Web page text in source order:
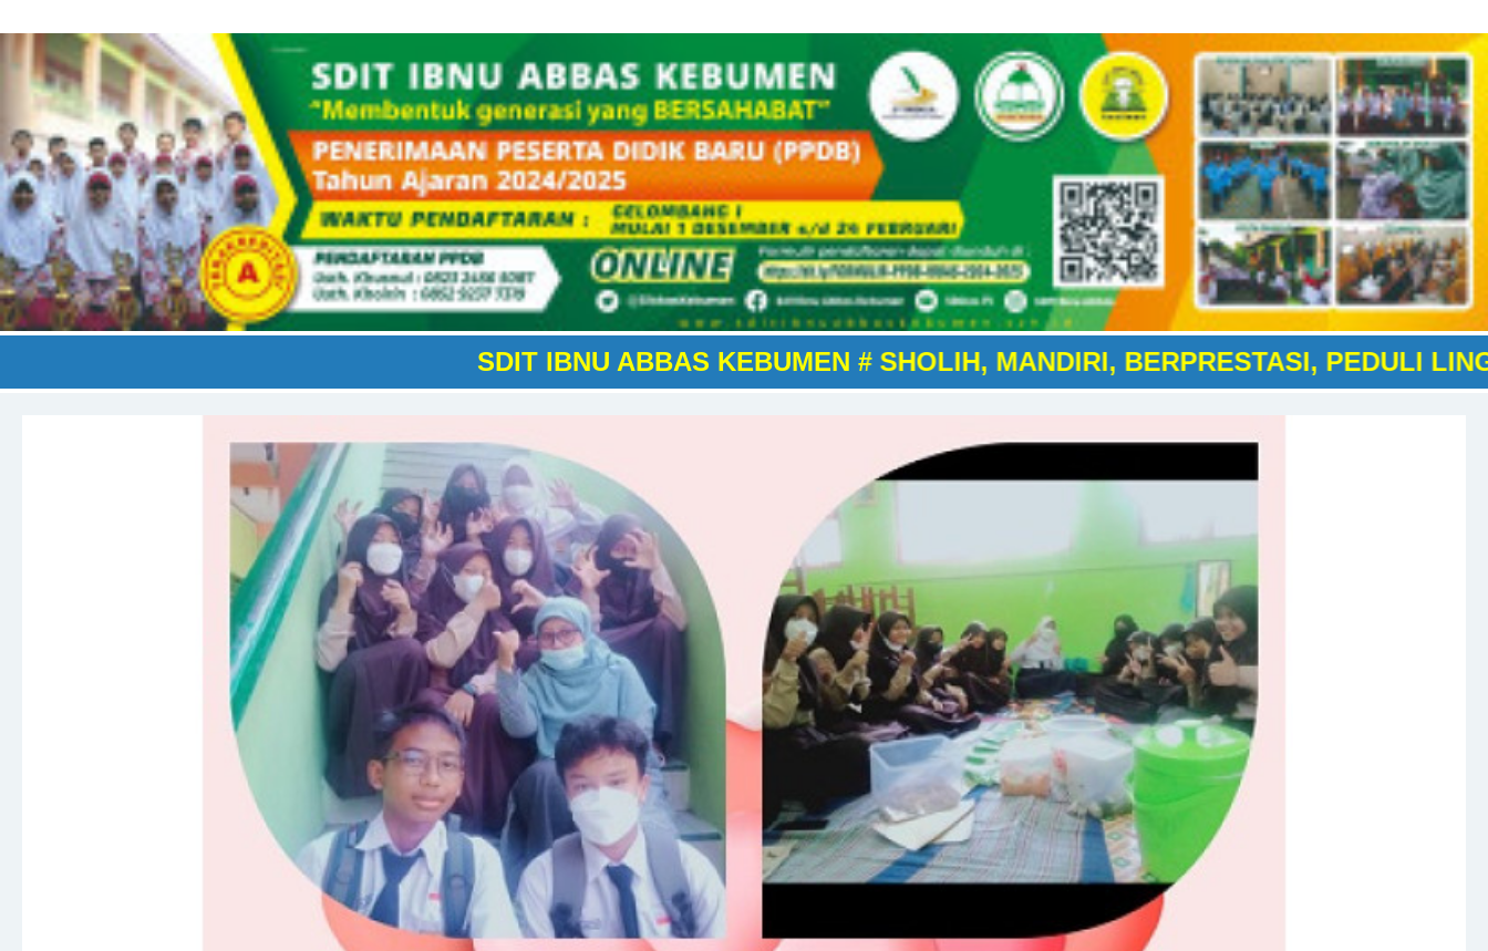
SDIT IBNU ABBAS KEBUMEN # SHOLIH, MANDIRI, BERPRESTASI, PEDULI LINGKUNGAN